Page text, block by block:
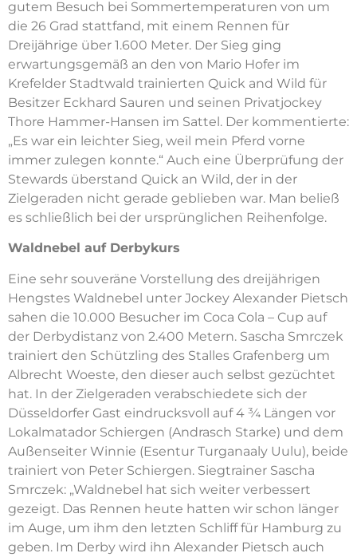
gutem Besuch bei Sommertemperaturen von um
die 26 Grad stattfand, mit einem Rennen für
Dreijährige über 1.600 Meter. Der Sieg ging
erwartungsgemäß an den von Mario Hofer im
Krefelder Stadtwald trainierten Quick and Wild für
Besitzer Eckhard Sauren und seinen Privatjockey
Thore Hammer-Hansen im Sattel. Der kommentierte:
„Es war ein leichter Sieg, weil mein Pferd vorne
immer zulegen konnte.“ Auch eine Überprüfung der
Stewards überstand Quick an Wild, der in der
Zielgeraden nicht gerade geblieben war. Man beließ
es schließlich bei der ursprünglichen Reihenfolge.
Waldnebel auf Derbykurs
Eine sehr souveräne Vorstellung des dreijährigen
Hengstes Waldnebel unter Jockey Alexander Pietsch
sahen die 10.000 Besucher im Coca Cola – Cup auf
der Derbydistanz von 2.400 Metern. Sascha Smrczek
trainiert den Schützling des Stalles Grafenberg um
Albrecht Woeste, den dieser auch selbst gezüchtet
hat. In der Zielgeraden verabschiedete sich der
Düsseldorfer Gast eindrucksvoll auf 4 ¾ Längen vor
Lokalmatador Schiergen (Andrasch Starke) und dem
Außenseiter Winnie (Esentur Turganaaly Uulu), beide
trainiert von Peter Schiergen. Siegtrainer Sascha
Smrczek: „Waldnebel hat sich weiter verbessert
gezeigt. Das Rennen heute hatten wir schon länger
im Auge, um ihm den letzten Schliff für Hamburg zu
geben. Im Derby wird ihn Alexander Pietsch auch